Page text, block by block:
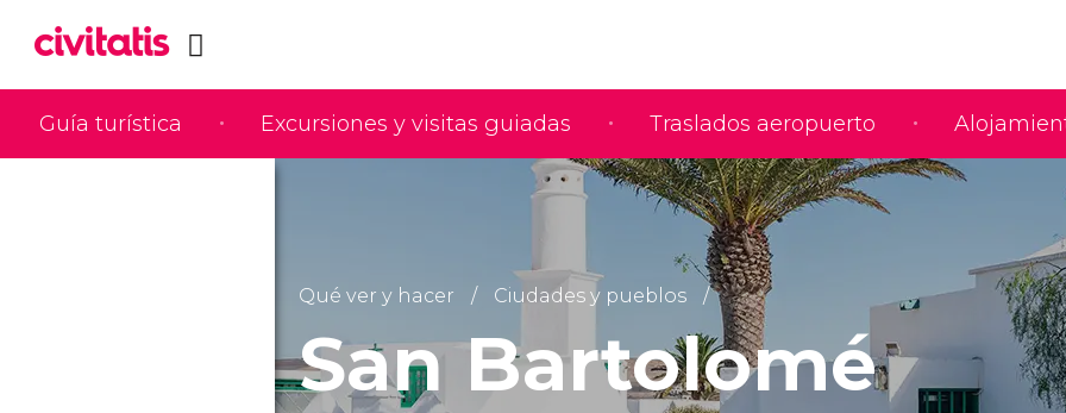
Guía turística Excursiones y visitas guiadas Traslados aeropuerto
Qué ver y hacer Ciudades y pueblos
San Bartolomé